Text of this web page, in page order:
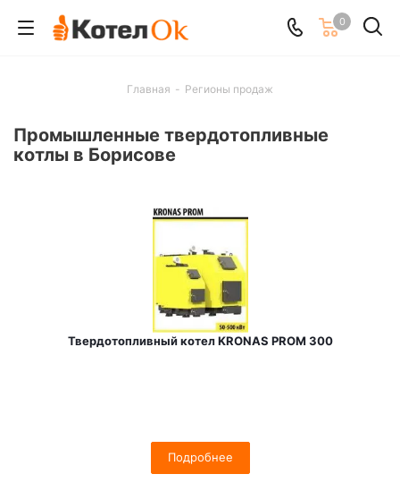
0
Главная - Регионы продаж
Промышленные твердотопливные
котлы в Борисове
Твердотопливный котел KRONAS PROM 300
Подробнее